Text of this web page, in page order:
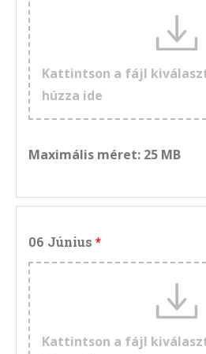
Kattintson a fájl
húzza ide
Maximális méret: 25 MB
06 Június
Kattintson a fájl